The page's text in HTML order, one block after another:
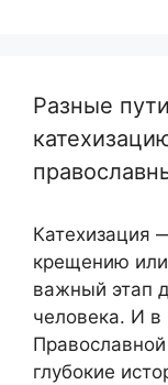
Разные
Катехизация
крещению
важный этап
человека. И в
глубокие